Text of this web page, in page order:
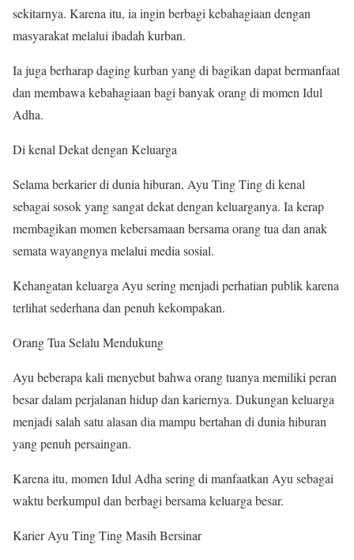
sekitarnya. Karena itu, ia ingin berbagi kebahagiaan dengan
masyarakat melalui ibadah kurban.
Ia juga berharap daging kurban yang di bagikan dapat bermanfaat
dan membawa kebahagiaan bagi banyak orang di momen Idul
Adha.
Di kenal Dekat dengan Keluarga
Selama berkarier di dunia hiburan, Ayu Ting Ting di kenal
sebagai sosok yang sangat dekat dengan keluarganya. Ia kerap
membagikan momen kebersamaan bersama orang tua dan anak
semata wayangnya melalui media sosial.
Kehangatan keluarga Ayu sering menjadi perhatian publik karena
terlihat sederhana dan penuh kekompakan.
Orang Tua Selalu Mendukung
Ayu beberapa kali menyebut bahwa orang tuanya memiliki peran
besar dalam perjalanan hidup dan kariernya. Dukungan keluarga
menjadi salah satu alasan dia mampu bertahan di dunia hiburan
yang penuh persaingan.
Karena itu, momen Idul Adha sering di manfaatkan Ayu sebagai
waktu berkumpul dan berbagi bersama keluarga besar.
Karier Ayu Ting Ting Masih Bersinar